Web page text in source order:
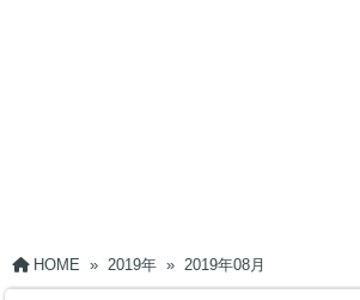
HOME » 2019年 » 2019年08月